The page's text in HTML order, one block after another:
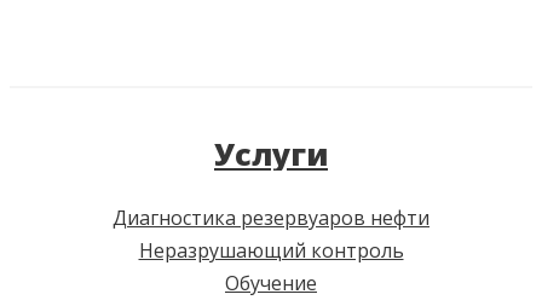
Услуги
Диагностика резервуаров нефти
Неразрушающий контроль
Обучение